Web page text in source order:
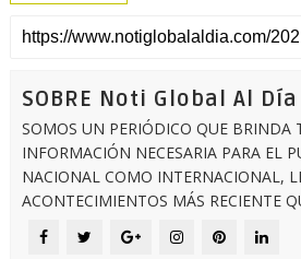
SOBRE Noti Global Al Día
SOMOS UN PERIÓDICO QUE BRINDA
INFORMACIÓN NECESARIA PARA EL
NACIONAL COMO INTERNACIONAL,
ACONTECIMIENTOS MÁS RECIENTE